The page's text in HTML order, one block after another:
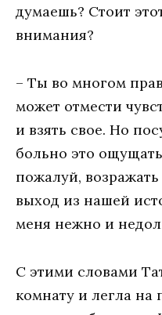
думаешь? Стоит
внимания?
– Ты во многом
может отмести
и взять свое. Но
больно это
пожалуй,
выход из нашей
меня нежно и
С этими словами
комнату и легла на